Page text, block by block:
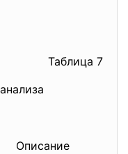
Таблица 7
Описание